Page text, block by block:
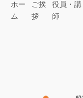
ホー
ム
ご挨
拶
役員・講
師